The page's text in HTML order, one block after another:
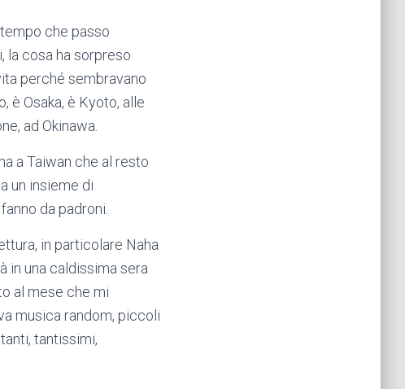
che passo
la cosa ha sorpreso
perché sembravano
è Osaka, è Kyoto, alle
ad Okinawa.
a Taiwan che al resto
un insieme di
da padroni.
in particolare Naha
in una caldissima sera
al mese che mi
musica random, piccoli
tantissimi,